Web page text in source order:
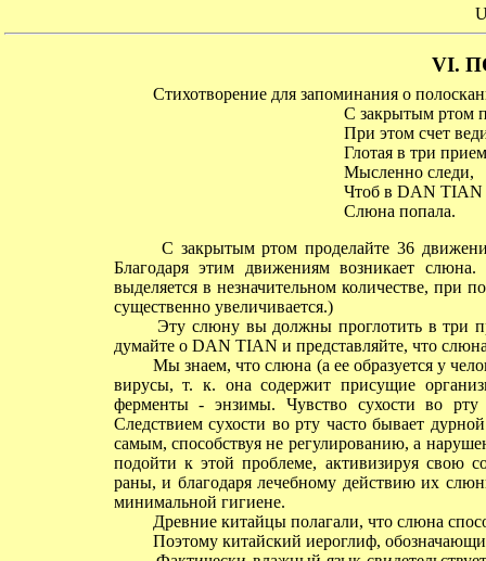
VI.
Стихотворение для запоминания о
С закрытым ртом
При этом счет
Глотая в три
Мысленно следи,
Чтоб в DAN TIAN
Слюна попала.
С закрытым ртом проделайте 36
Благодаря этим движениям возникает
выделяется в незначительном количестве, при
существенно увеличивается.)
Эту слюну вы должны проглотить в три
думайте о DAN TIAN и представляйте, что
Мы знаем, что слюна (а ее образуется у
вирусы, т. к. она содержит присущие
ферменты - энзимы. Чувство сухости во рту
Следствием сухости во рту часто бывает
самым, способствуя не регулированию, а
подойти к этой проблеме, активизируя свою
раны, и благодаря лечебному действию их
минимальной гигиене.
Древние китайцы полагали, что слюна
Поэтому китайский иероглиф,